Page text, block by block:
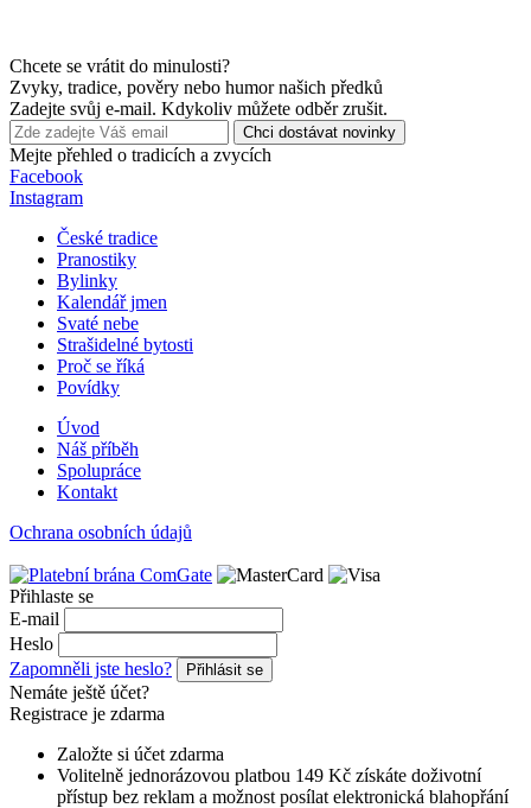
Chcete se vrátit do minulosti?
Zvyky, tradice, pověry nebo humor našich předků
Zadejte svůj e-mail. Kdykoliv můžete odběr zrušit.
Chci dostávat novinky
Mejte přehled o tradicích a zvycích
Facebook
Instagram
České tradice
Pranostiky
Bylinky
Kalendář jmen
Svaté nebe
Strašidelné bytosti
Proč se říká
Povídky
Úvod
Náš příběh
Spolupráce
Kontakt
Ochrana osobních údajů
Přihlaste se
E-mail
Heslo
Zapomněli jste heslo?
Přihlásit se
Nemáte ještě účet?
Registrace je zdarma
Založte si účet zdarma
Volitelně jednorázovou platbou 149 Kč získáte doživotní
přístup bez reklam a možnost posílat elektronická blahopřání